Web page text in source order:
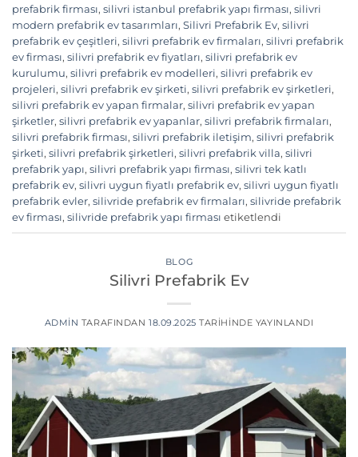
prefabrik firması, silivri istanbul prefabrik yapı firması, silivri
modern prefabrik ev tasarımları, Silivri Prefabrik Ev, silivri
prefabrik ev çeşitleri, silivri prefabrik ev firmaları, silivri prefabrik
ev firması, silivri prefabrik ev fiyatları, silivri prefabrik ev
kurulumu, silivri prefabrik ev modelleri, silivri prefabrik ev
projeleri, silivri prefabrik ev şirketi, silivri prefabrik ev şirketleri,
silivri prefabrik ev yapan firmalar, silivri prefabrik ev yapan
şirketler, silivri prefabrik ev yapanlar, silivri prefabrik firmaları,
silivri prefabrik firması, silivri prefabrik iletişim, silivri prefabrik
şirketi, silivri prefabrik şirketleri, silivri prefabrik villa, silivri
prefabrik yapı, silivri prefabrik yapı firması, silivri tek katlı
prefabrik ev, silivri uygun fiyatlı prefabrik ev, silivri uygun fiyatlı
prefabrik evler, silivride prefabrik ev firmaları, silivride prefabrik
ev firması, silivride prefabrik yapı firması etiketlendi
BLOG
Silivri Prefabrik Ev
ADMIN TARAFINDAN 18.09.2025 TARIHINDE YAYINLANDI